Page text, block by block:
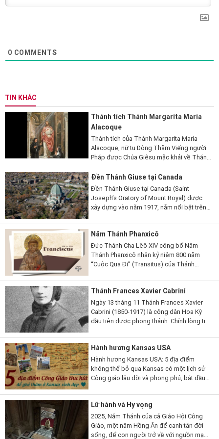
0 COMMENTS
TIN KHÁC
Thánh tích Thánh Margarita Maria
Alacoque
Thánh tích của Thánh Margarita Maria
Alacoque, nữ tu Dòng Thăm Viếng người
Pháp được Chúa Giêsu mặc khải về Thánh
Tâm, được đưa đến Hoa Kỳ trong tháng
Sáu. Thánh tích sẽ hiện diện tại Orlando,
bang Florida, khi...
Đền Thánh Giuse tại Canada
Đền Thánh Giuse tại Canada (Saint
Joseph’s Oratory of Mount Royal) được
xây dựng vào năm 1917, nằm nổi bật trên
Montreal, Năm 1955, Đại Thánh Đường
này đã được thánh hiến với...
Năm Thánh Phanxicô
Đức Thánh Cha Lêô XIV công bố Năm
Thánh Phanxicô nhân kỷ niệm 800 năm
“Cuộc Qua Đi” (Transitus) của Thánh
và tâm tình tạ ơn, chúng tôi loan báo việc
ban...
Thánh Frances Xavier Cabrini
Ngày 13 tháng 11 Thánh Frances Xavier
Cabrini (1850-1917) là công dân Hoa Kỳ
đầu tiên được phong thánh. Chính lòng tin
thương của Thiên Chúa đã ban cho thánh
nữ sức...
Hành hương Kansas USA
Hành hương Kansas USA: 5 địa điểm
không thể bỏ qua Kansas có một lịch sử
Công giáo lâu đời và phong phú, bắt đầu
người Tây Ban Nha – Juan de...
Lữ hành và Hy vọng
2025, Năm Thánh của cả Giáo Hội Công
Giáo, một năm Hồng Ân để canh tân đời
sống, để con người trở về với nguồn mạch